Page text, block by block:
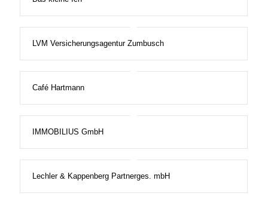
LVM Versicherungsagentur Zumbusch
Café Hartmann
IMMOBILIUS GmbH
Lechler & Kappenberg Partnerges. mbH